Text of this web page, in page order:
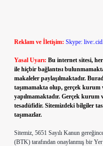
Reklam ve İletişim: Skype:
Yasal Uyarı: Bu internet sitesi,
ile hiçbir bağlantısı
makaleler paylaşılmaktadır.
taşımamakta olup, gerçek kurum
yapılmamaktadır. Gerçek
tesadüfidir. Sitemizdeki bilgiler
taşımazlar.
Sitemiz, 5651 Sayılı Kanun
(BTK) tarafından onaylanmış bir